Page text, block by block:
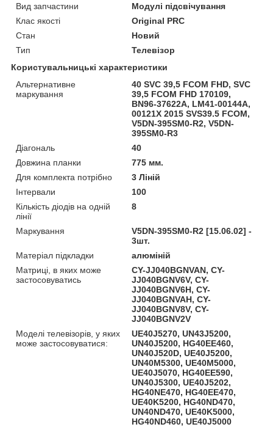
Вид запчастини
Модулі підсвічування
Клас якості
Original PRC
Стан
Новий
Тип
Телевізор
Користувальницькі характеристики
Альтернативне
маркування
40 SVC 39,5 FCOM FHD, SVC
39,5 FCOM FHD 170109,
BN96-37622A, LM41-00144A,
00121X 2015 SVS39.5 FCOM,
V5DN-395SM0-R2, V5DN-
395SM0-R3
Діагональ
40
Довжина планки
775 мм.
Для комплекта потрібно
3 Ліній
Інтервали
100
Кількість діодів на одній
лінії
8
Маркування
V5DN-395SM0-R2 [15.06.02] -
3шт.
Матеріал підкладки
алюміній
Матриці, в яких може
застосовуватись
CY-JJ040BGNVAN, CY-
JJ040BGNV6V, CY-
JJ040BGNV6H, CY-
JJ040BGNVAH, CY-
JJ040BGNV8V, CY-
JJ040BGNV2V
Моделі телевізорів, у яких
може застосовуватися:
UE40J5270, UN43J5200,
UN40J5200, HG40EE460,
UN40J520D, UE40J5200,
UN40M5300, UE40M5000,
UE40J5070, HG40EE590,
UN40J5300, UE40J5202,
HG40NE470, HG40EE470,
UE40K5200, HG40ND470,
UN40ND470, UE40K5000,
HG40ND460, UE40J5000